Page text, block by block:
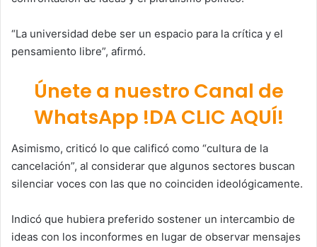
“La universidad debe ser un espacio para la crítica y el
pensamiento libre”, afirmó.
Únete a nuestro Canal de
WhatsApp !DA CLIC AQUÍ!
Asimismo, criticó lo que calificó como “cultura de la
cancelación”, al considerar que algunos sectores buscan
silenciar voces con las que no coinciden ideológicamente.
Indicó que hubiera preferido sostener un intercambio de
ideas con los inconformes en lugar de observar mensajes